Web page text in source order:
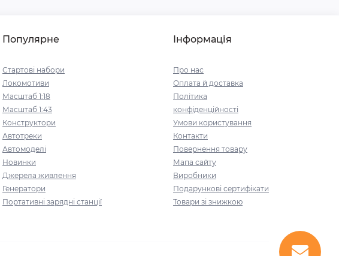
Популярне
Стартові набори
Локомотиви
Масштаб 1:18
Масштаб 1:43
Конструктори
Автотреки
Автомоделі
Новинки
Джерела живлення
Генератори
Портативні зарядні станції
Інформація
Про нас
Оплата й доставка
Політика
конфіденційності
Умови користування
Контакти
Повернення товару
Мапа сайту
Виробники
Подарункові сертифікати
Товари зі знижкою